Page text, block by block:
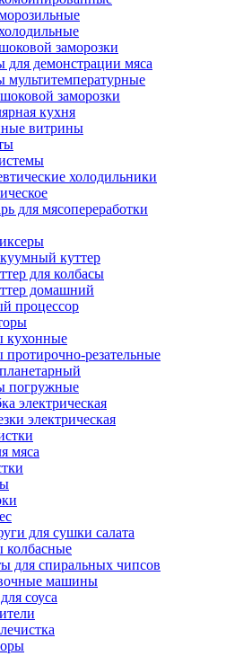
заморозки
демонстрации мяса
мультитемпературные
заморозки
кухня
витрины
холодильники
для мясопереработки
куттер
для колбасы
домашний
процессор
резательные
погружные
электрическая
электрическая
мяса
для сушки салата
для спиральных чипсов
машины
соуса